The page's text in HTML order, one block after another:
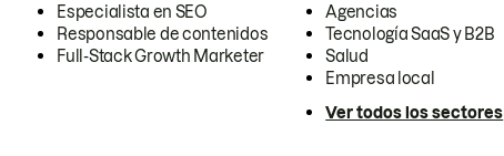
Especialista en SEO
Responsable de contenidos
Full-Stack Growth Marketer
Agencias
Tecnología SaaS y B2B
Salud
Empresa local
Ver todos los sectores